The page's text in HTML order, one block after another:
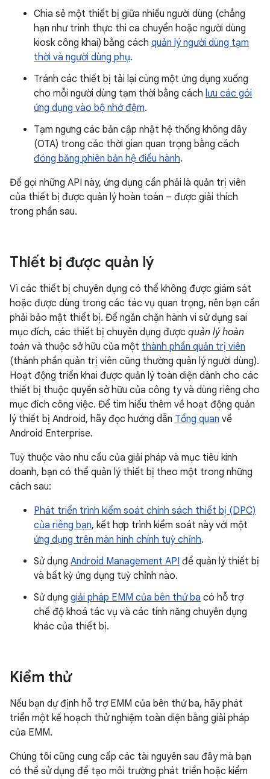
Chia sẻ một thiết bị giữa nhiều người dùng (chẳng
hạn như trình thực thi ca chuyển hoặc người dùng
kiosk công khai) bằng cách quản lý người dùng tạm
thời và người dùng phụ.
Tránh các thiết bị tải lại cùng một ứng dụng xuống
cho mỗi người dùng tạm thời bằng cách lưu các gói
ứng dụng vào bộ nhớ đệm.
Tạm ngưng các bản cập nhật hệ thống không dây
(OTA) trong các thời gian quan trọng bằng cách
đóng băng phiên bản hệ điều hành.
Để gọi những API này, ứng dụng cần phải là quản trị viên
của thiết bị được quản lý hoàn toàn – được giải thích
trong phần sau.
Thiết bị được quản lý
Vì các thiết bị chuyên dụng có thể không được giám sát
hoặc được dùng trong các tác vụ quan trọng, nên bạn cần
phải bảo mật thiết bị. Để ngăn chặn hành vi sử dụng sai
mục đích, các thiết bị chuyên dụng được quản lý hoàn
toàn và thuộc sở hữu của một thành phần quản trị viên
(thành phần quản trị viên cũng thường quản lý người dùng).
Hoạt động triển khai được quản lý toàn diện dành cho các
thiết bị thuộc quyền sở hữu của công ty và dùng riêng cho
mục đích công việc. Để tìm hiểu thêm về hoạt động quản
lý thiết bị Android, hãy đọc hướng dẫn Tổng quan về
Android Enterprise.
Tuỳ thuộc vào nhu cầu của giải pháp và mục tiêu kinh
doanh, bạn có thể quản lý thiết bị theo một trong những
cách sau:
Phát triển trình kiểm soát chính sách thiết bị (DPC)
của riêng bạn, kết hợp trình kiểm soát này với một
ứng dụng trên màn hình chính tuỳ chỉnh.
Sử dụng Android Management API để quản lý thiết bị
và bất kỳ ứng dụng tuỳ chỉnh nào.
Sử dụng giải pháp EMM của bên thứ ba có hỗ trợ
chế độ khoá tác vụ và các tính năng chuyên dụng
khác của thiết bị.
Kiểm thử
Nếu bạn dự định hỗ trợ EMM của bên thứ ba, hãy phát
triển một kế hoạch thử nghiệm toàn diện bằng giải pháp
của EMM.
Chúng tôi cũng cung cấp các tài nguyên sau đây mà bạn
có thể sử dụng để tạo môi trường phát triển hoặc kiểm